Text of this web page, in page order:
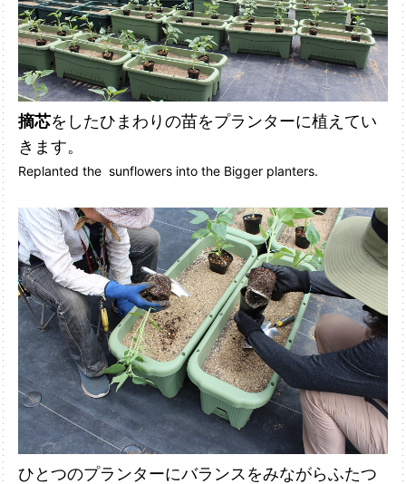
摘芯をしたひまわりの苗をプランターに植えてい
きます。
Replanted the sunflowers into the Bigger planters.
ひとつのプランターにバランスをみながらふたつ